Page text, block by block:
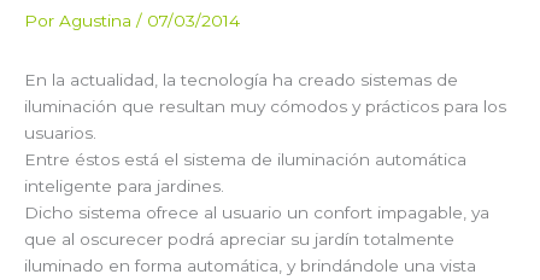
Por Agustina / 07/03/2014
En la actualidad, la tecnología ha creado sistemas de
iluminación que resultan muy cómodos y prácticos para los
usuarios.
Entre éstos está el sistema de iluminación automática
inteligente para jardines.
Dicho sistema ofrece al usuario un confort impagable, ya
que al oscurecer podrá apreciar su jardín totalmente
iluminado en forma automática, y brindándole una vista